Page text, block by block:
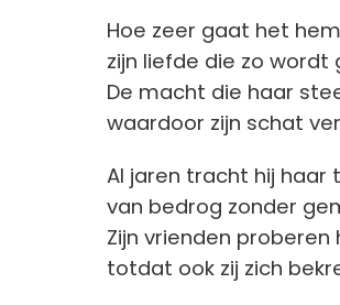
Hoe zeer gaat het
zijn liefde die zo wordt
De macht die haar
waardoor zijn schat
Al jaren tracht hij haar
van bedrog zonder
Zijn vrienden
totdat ook zij zich